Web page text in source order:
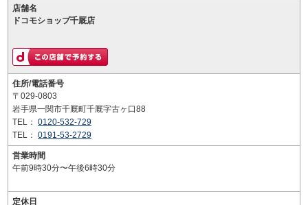
店舗名
ドコモショップ千厩店
住所/電話番号
〒029-0803
岩手県一関市千厩町千厩字古ヶ口88
TEL： 0120-532-729
TEL： 0191-53-2729
営業時間
午前9時30分〜午後6時30分
定休日